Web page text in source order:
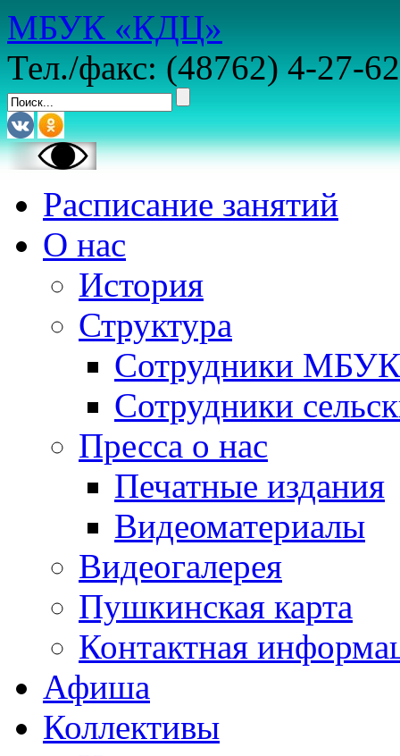
МБУК «КДЦ»
Тел./факс: (48762) 4-27-62
Расписание занятий
О нас
История
Структура
Сотрудники
Сотрудники
Пресса о нас
Печатные издания
Видеоматериалы
Видеогалерея
Пушкинская карта
Контактная
Афиша
Коллективы